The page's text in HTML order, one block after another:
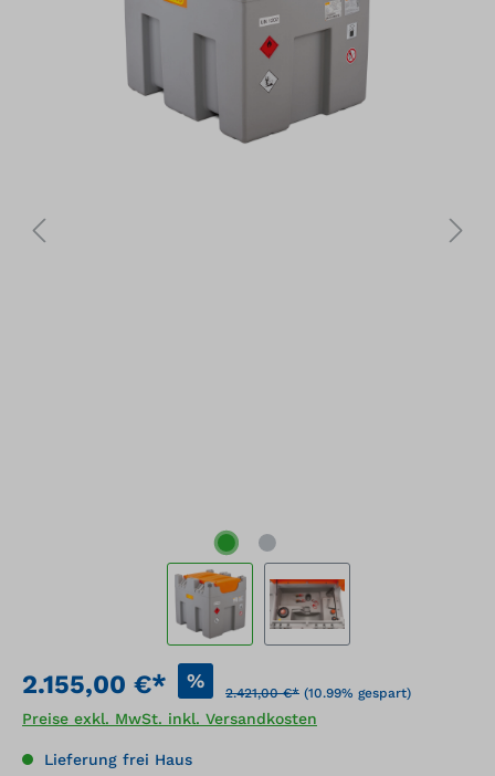
2.155,00 €* %
2.421,00 €* (10.99% gespart)
Preise exkl. MwSt. inkl. Versandkosten
Lieferung frei Haus